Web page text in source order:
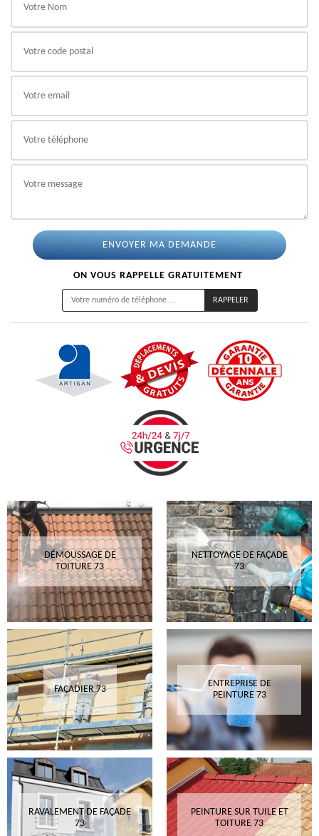
ON VOUS RAPPELLE GRATUITEMENT
DÉMOUSSAGE DE
TOITURE 73
NETTOYAGE DE FAÇADE
73
FAÇADIER 73
ENTREPRISE DE
PEINTURE 73
RAVALEMENT DE FAÇADE
73
PEINTURE SUR TUILE ET
TOITURE 73